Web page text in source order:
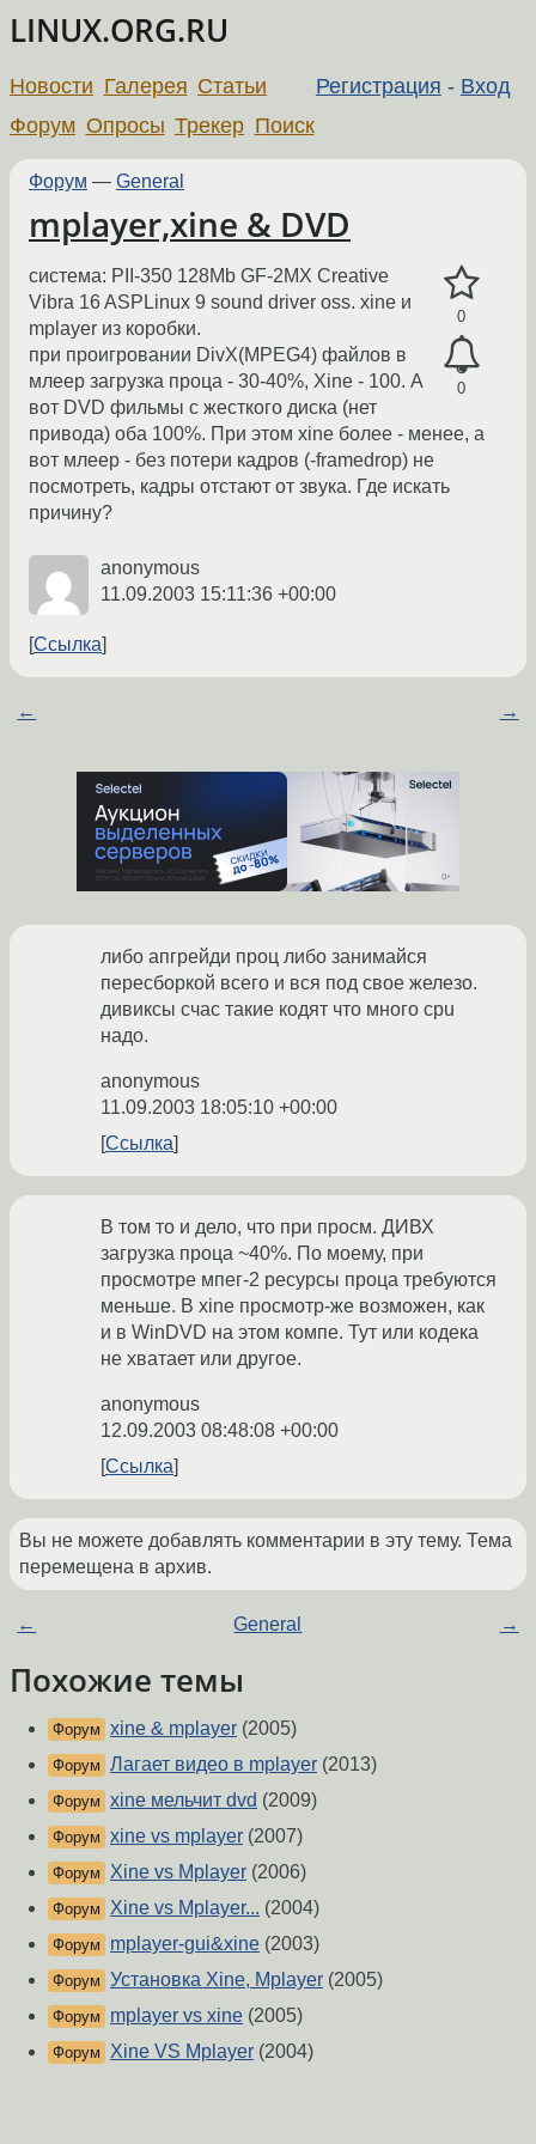
LINUX.ORG.RU
Регистрация - Вход
Новости Галерея Статьи
Форум Опросы Трекер Поиск
Форум — General
mplayer,xine & DVD
0
0
система: PII-350 128Mb GF-2MX Creative
Vibra 16 ASPLinux 9 sound driver oss. xine и
mplayer из коробки.
при проигровании DivX(MPEG4) файлов в
млеер загрузка проца - 30-40%, Xine - 100. А
вот DVD фильмы с жесткого диска (нет
привода) оба 100%. При этом xine более - менее, а
вот млеер - без потери кадров (-framedrop) не
посмотреть, кадры отстают от звука. Где искать
причину?
anonymous
11.09.2003 15:11:36 +00:00
Ссылка
← →
либо апгрейди проц либо занимайся
пересборкой всего и вся под свое железо.
дивиксы счас такие кодят что много cpu
надо.
anonymous
11.09.2003 18:05:10 +00:00
Ссылка
В том то и дело, что при просм. ДИВХ
загрузка проца ~40%. По моему, при
просмотре мпег-2 ресурсы проца требуются
меньше. В xine просмотр-же возможен, как
и в WinDVD на этом компе. Тут или кодека
не хватает или другое.
anonymous
12.09.2003 08:48:08 +00:00
Ссылка
Вы не можете добавлять комментарии в эту тему. Тема
перемещена в архив.
← General →
Похожие темы
Форум xine & mplayer (2005)
Форум Лагает видео в mplayer (2013)
Форум xine мельчит dvd (2009)
Форум xine vs mplayer (2007)
Форум Xine vs Mplayer (2006)
Форум Xine vs Mplayer... (2004)
Форум mplayer-gui&xine (2003)
Форум Установка Xine, Mplayer (2005)
Форум mplayer vs xine (2005)
Форум Xine VS Mplayer (2004)